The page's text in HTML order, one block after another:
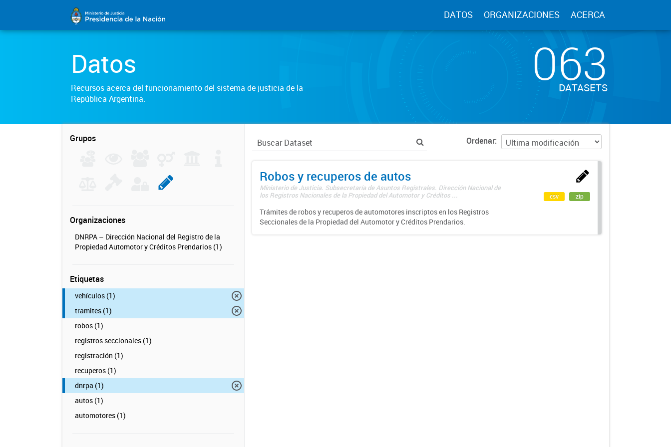
DATOS ORGANIZACIONES ACERCA
Datos
Recursos acerca del funcionamiento del sistema de justicia de la
República Argentina.
063
DATASETS
Grupos
Organizaciones
DNRPA – Dirección Nacional del Registro de la
Propiedad Automotor y Créditos Prendarios (1)
Etiquetas
vehículos (1)
tramites (1)
robos (1)
registros seccionales (1)
registración (1)
recuperos (1)
dnrpa (1)
autos (1)
automotores (1)
Ordenar
Robos y recuperos de autos
Ministerio de Justicia. Subsecretaría de Asuntos Registrales. Dirección Nacional de
los Registros Nacionales de la Propiedad del Automotor y Créditos ...
Trámites de robos y recuperos de automotores inscriptos en los Registros
Seccionales de la Propiedad del Automotor y Créditos Prendarios.
csv zip